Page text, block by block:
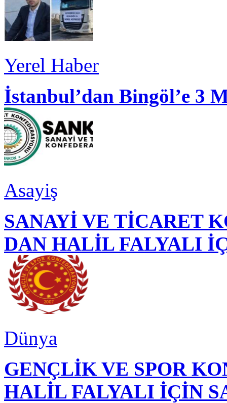
Yerel Haber
İstanbul’dan Bingöl’e 3
Asayiş
SANAYİ VE TİCARET
DAN HALİL FALYALI
Dünya
GENÇLİK VE SPOR
HALİL FALYALI İÇİN